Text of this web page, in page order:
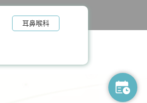
耳鼻喉科